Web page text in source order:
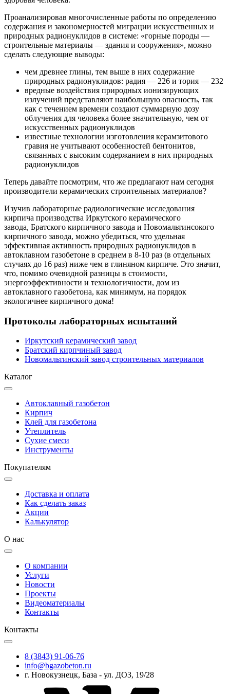
Проанализировав многочисленные работы по определению
содержания и закономерностей миграции искусственных и
природных радионуклидов в системе: «горные породы —
строительные материалы — здания и сооружения», можно
сделать следующие выводы:
чем древнее глины, тем выше в них содержание
природных радионуклидов: радия — 226 и тория — 232
вредные воздействия природных ионизирующих
излучений представляют наибольшую опасность, так
как с течением времени создают суммарную дозу
облучения для человека более значительную, чем от
искусственных радионуклидов
известные технологии изготовления керамзитового
гравия не учитывают особенностей бентонитов,
связанных с высоким содержанием в них природных
радионуклидов
Теперь давайте посмотрим, что же предлагают нам сегодня
производители керамических строительных материалов?
Изучив лабораторные радиологические исследования
кирпича производства Иркутского керамического
завода, Братского кирпичного завода и Новомальтинсокого
кирпичного завода, можно убедиться, что удельная
эффективная активность природных радионуклидов в
автоклавном газобетоне в среднем в 8-10 раз (в отдельных
случаях до 16 раз) ниже чем в глиняном кирпиче. Это значит,
что, помимо очевидной разницы в стоимости,
энергоэффективности и технологичности, дом из
автоклавного газобетона, как минимум, на порядок
экологичнее кирпичного дома!
Протоколы лабораторных испытаний
Иркутский керамический завод
Братский кирпчиный завод
Новомальтинский завод строительных материалов
Каталог
Автоклавный газобетон
Кирпич
Клей для газобетона
Утеплитель
Сухие смеси
Инструменты
Покупателям
Доставка и оплата
Как сделать заказ
Акции
Калькулятор
О нас
О компании
Услуги
Новости
Проекты
Видеоматериалы
Контакты
Контакты
8 (3843) 91-06-76
info@bgazobeton.ru
г. Новокузнецк, База - ул. ДОЗ, 19/28